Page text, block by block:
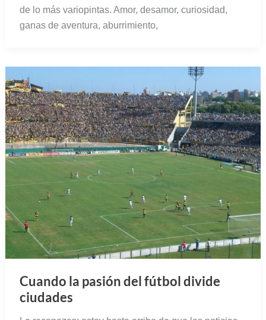
de lo más variopintas. Amor, desamor, curiosidad,
ganas de aventura, aburrimiento,
Cuando la pasión del fútbol divide
ciudades